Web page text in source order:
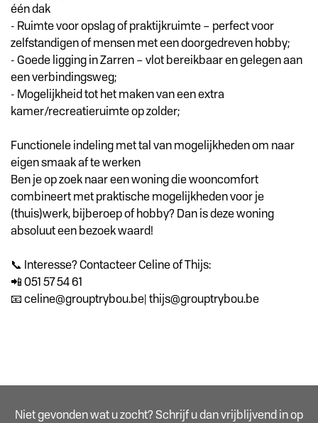
één dak
- Ruimte voor opslag of praktijkruimte – perfect voor
zelfstandigen of mensen met een doorgedreven hobby;
- Goede ligging in Zarren – vlot bereikbaar en gelegen aan
een verbindingsweg;
- Mogelijkheid tot het maken van een extra
kamer/recreatieruimte op zolder;
Functionele indeling met tal van mogelijkheden om naar
eigen smaak af te werken
Ben je op zoek naar een woning die wooncomfort
combineert met praktische mogelijkheden voor je
(thuis)werk, bijberoep of hobby? Dan is deze woning
absoluut een bezoek waard!
📞 Interesse? Contacteer Celine of Thijs:
📲 051 57 54 61
📧 celine@grouptrybou.be| thijs@grouptrybou.be
Niet gevonden wat u zocht? Schrijf u dan vrijblijvend in op